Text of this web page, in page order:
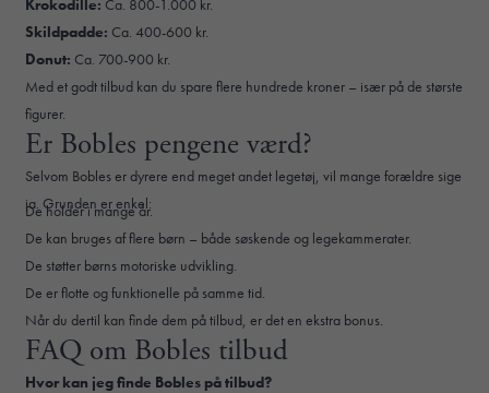
Skildpadde: Ca. 400-600 kr.
Donut: Ca. 700-900 kr.
Med et godt tilbud kan du spare flere hundrede kroner – især på de største
figurer.
Er Bobles pengene værd?
Selvom Bobles er dyrere end meget andet legetøj, vil mange forældre sige
ja. Grunden er enkel:
De holder i mange år.
De kan bruges af flere børn – både søskende og legekammerater.
De støtter børns motoriske udvikling.
De er flotte og funktionelle på samme tid.
Når du dertil kan finde dem på tilbud, er det en ekstra bonus.
FAQ om Bobles tilbud
Hvor kan jeg finde Bobles på tilbud?